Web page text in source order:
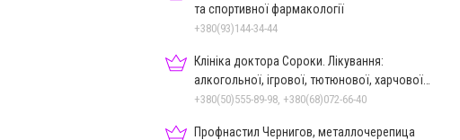
та спортивної фармакології
+380(93)144-34-44
Клініка доктора Сороки. Лікування:
алкогольної, ігрової, тютюнової, харчової
залежностей, неврозів т
+380(50)555-89-98, +380(68)072-66-40
Профнастил Чернигов, металлочерепица